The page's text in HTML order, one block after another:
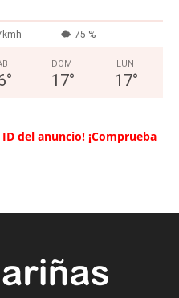
75 %
°
DOM
17°
LUN
17°
del anuncio! ¡Comprueba